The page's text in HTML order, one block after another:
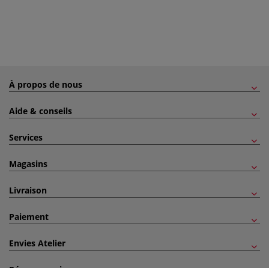
À propos de nous
Aide & conseils
Services
Magasins
Livraison
Paiement
Envies Atelier